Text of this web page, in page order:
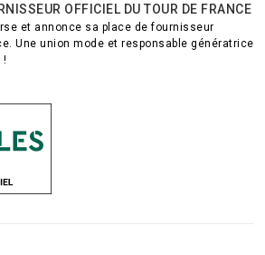
OFFICIEL DU TOUR DE FRANCE
et annonce sa place de fournisseur
Une union mode et responsable génératrice
!